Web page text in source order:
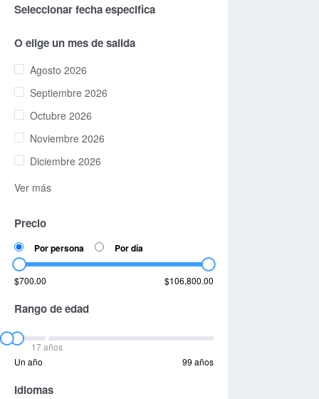
Seleccionar fecha especifica
O elige un mes de salida
Agosto 2026
Septiembre 2026
Octubre 2026
Noviembre 2026
Diciembre 2026
Ver más
Precio
Por persona Por día
$700.00 $106,800.00
Rango de edad
17 años
Un año
99 años
Idiomas